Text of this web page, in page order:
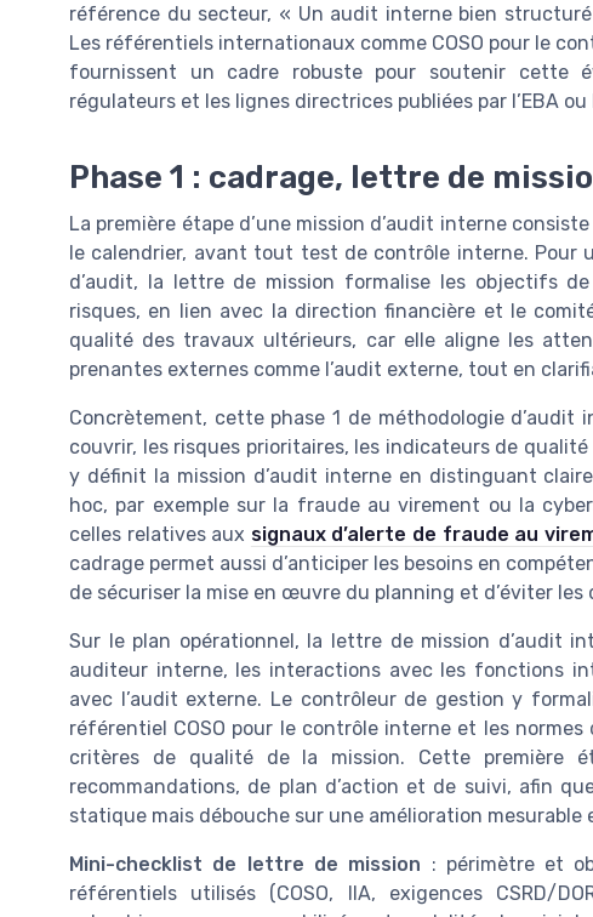
référence du secteur, « Un audit interne bien
Les référentiels internationaux comme COSO pour le
fournissent un cadre robuste pour soutenir cette
régulateurs et les lignes directrices publiées par l’EBA ou
Phase 1 : cadrage, lettre de
La première étape d’une mission d’audit interne
le calendrier, avant tout test de contrôle interne. Pour
d’audit, la lettre de mission formalise les objectifs
risques, en lien avec la direction financière et le
qualité des travaux ultérieurs, car elle aligne les
prenantes externes comme l’audit externe, tout en
Concrètement, cette phase 1 de méthodologie
couvrir, les risques prioritaires, les indicateurs de
y définit la mission d’audit interne en distinguant
hoc, par exemple sur la fraude au virement ou la
celles relatives aux signaux d’alerte de fraude au
cadrage permet aussi d’anticiper les besoins en
de sécuriser la mise en œuvre du planning et d’éviter les
Sur le plan opérationnel, la lettre de mission d’audit
auditeur interne, les interactions avec les fonctions
avec l’audit externe. Le contrôleur de gestion y
référentiel COSO pour le contrôle interne et les normes
critères de qualité de la mission. Cette première
recommandations, de plan d’action et de suivi, afin
statique mais débouche sur une amélioration mesurable
Mini-checklist de lettre de mission : périmètre et
référentiels utilisés (COSO, IIA, exigences CSRD/